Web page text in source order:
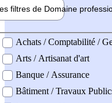
filtres de Domaine pro
professionel
Achats / Comptabilité /
Arts / Artisanat d'art
Banque / Assurance
Bâtiment / Travaux